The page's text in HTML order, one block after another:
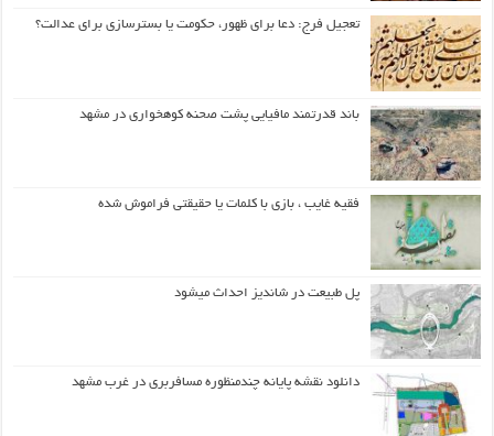
تعجیل فرج: دعا برای ظهور، حکومت یا بسترسازی برای عدالت؟
باند قدرتمند مافیایی پشت صحنه کوهخواری در مشهد
فقیه غایب ، بازی با کلمات یا حقیقتی فراموش شده
پل طبیعت در شاندیز احداث میشود
دانلود نقشه پایانه چندمنظوره مسافربری در غرب مشهد